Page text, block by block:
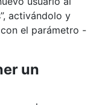
activándolo y
el parámetro -
un